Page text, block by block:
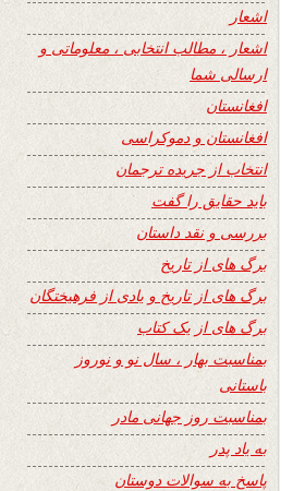
اشعار
اشعار ، مطالب انتخابی ، معلوماتی و
ارسالی شما
افغانستان
افغانستان و دموکراسی
انتخاب از جریده ترجمان
باید حقایق را گفت
بررسی و نقد داستان
برگ های از تاریخ
برگ های از تاریخ و یادی از فرهیختگان
برگ های از یک کتاب
بمناسبت بهار ، سال نو و نوروز
باستانی
بمناسبت روز جهانی مادر
به یاد پدر
پاسخ به سوالات دوستان